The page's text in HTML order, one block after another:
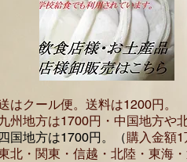
はクール便。送料は1200円。
州地方は1700円 ・中国地方や
四国地方は1700円。（購入金額
北・関東・信越・北陸・東海・